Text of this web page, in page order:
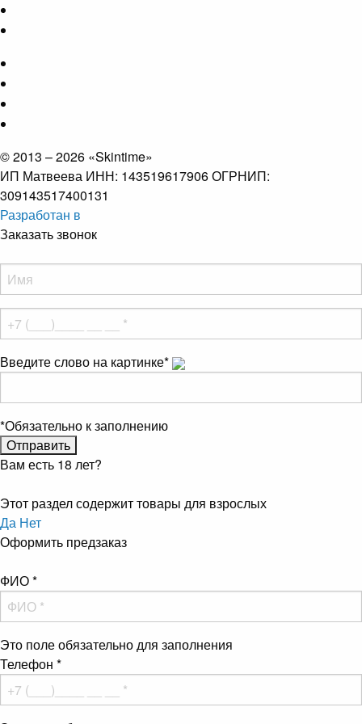
© 2013 – 2026 «Skintime»
ИП Матвеева ИНН: 143519617906 ОГРНИП:
309143517400131
Разработан в
Заказать звонок
Введите слово на картинке*
*Обязательно к заполнению
Вам есть 18 лет?
Этот раздел содержит товары для взрослых
Да Нет
Оформить предзаказ
ФИО*
Это поле обязательно для заполнения
Телефон *